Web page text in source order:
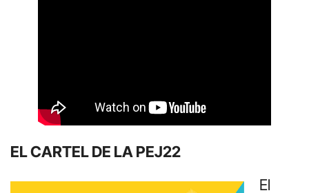
EL CARTEL DE LA PEJ22
El